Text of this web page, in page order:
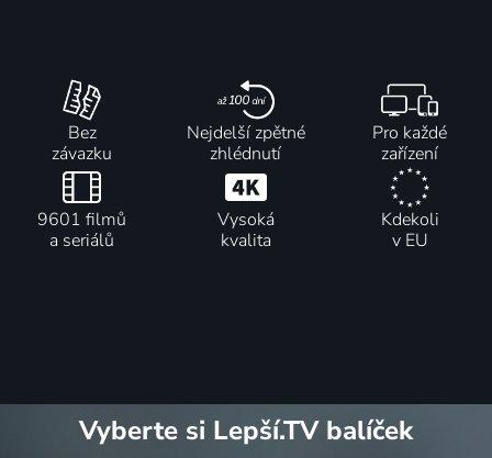
Bez
závazku
Nejdelší zpětné
zhlédnutí
Pro každé
zařízení
9601 filmů
a seriálů
Vysoká
kvalita
Kdekoli
v EU
Vyberte si Lepší.TV balíček